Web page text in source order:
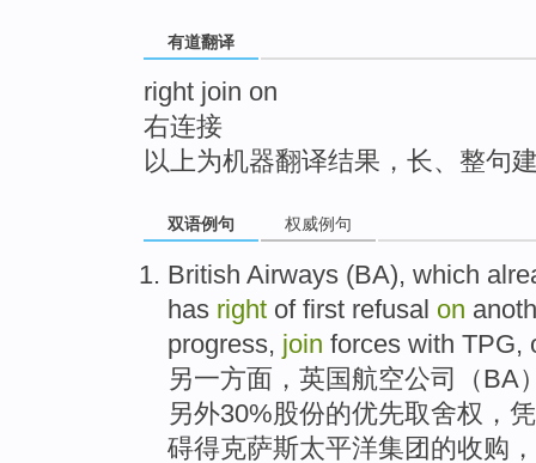
有道翻译
right join on
右连接
以上为机器翻译结果，长、整句
双语例句 权威例句
British Airways (BA), which
has right of first refusal on
progress, join forces with TPG,
另一方面， 英国航空公司（BA
另外30%股份的优先取舍权 ，
碍得克萨斯太平洋集团的收购 ，